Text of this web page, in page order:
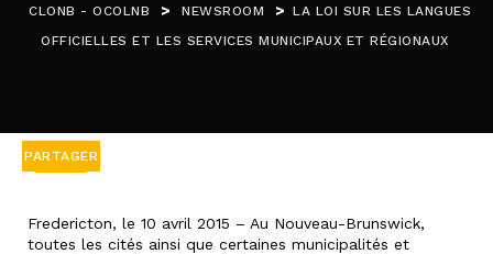
CLONB - OCOLNB > NEWSROOM > LA LOI SUR LES LANGUES
OFFICIELLES ET LES SERVICES MUNICIPAUX ET RÉGIONAUX
PARTAGER
Fredericton, le 10 avril 2015 – Au Nouveau-Brunswick,
toutes les cités ainsi que certaines municipalités et